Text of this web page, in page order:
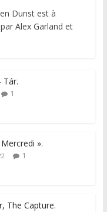
Dunst est à
Alex Garland et
Tár.
1
».
1
The Capture.